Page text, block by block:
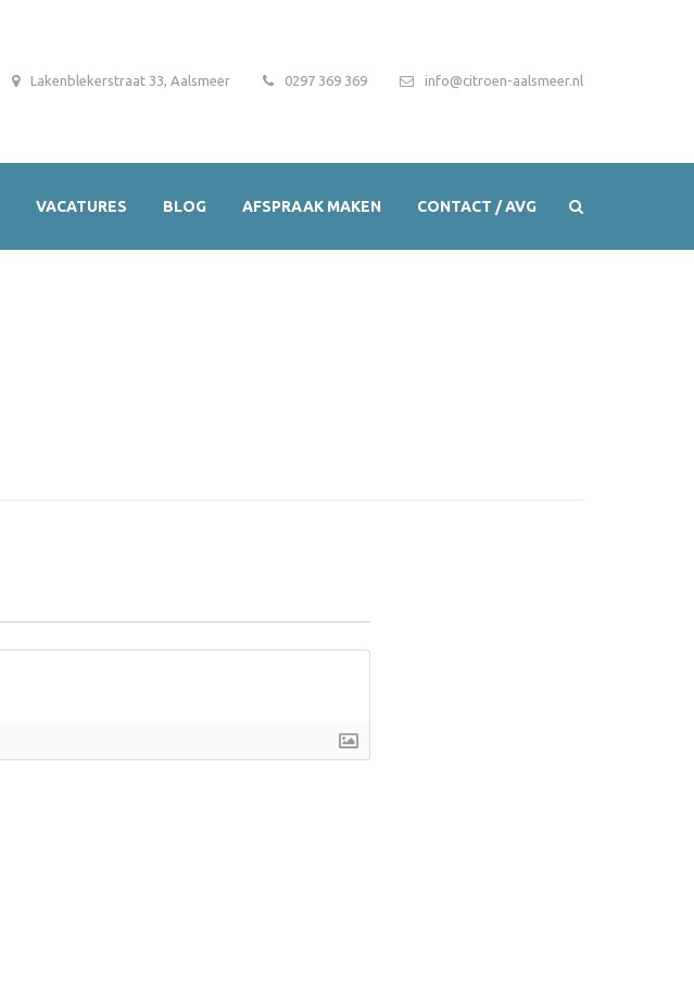
Lakenblekerstraat 33, Aalsmeer 0297 369 369 info@citroen-aalsmeer.nl
VACATURES BLOG AFSPRAAK MAKEN CONTACT / AVG